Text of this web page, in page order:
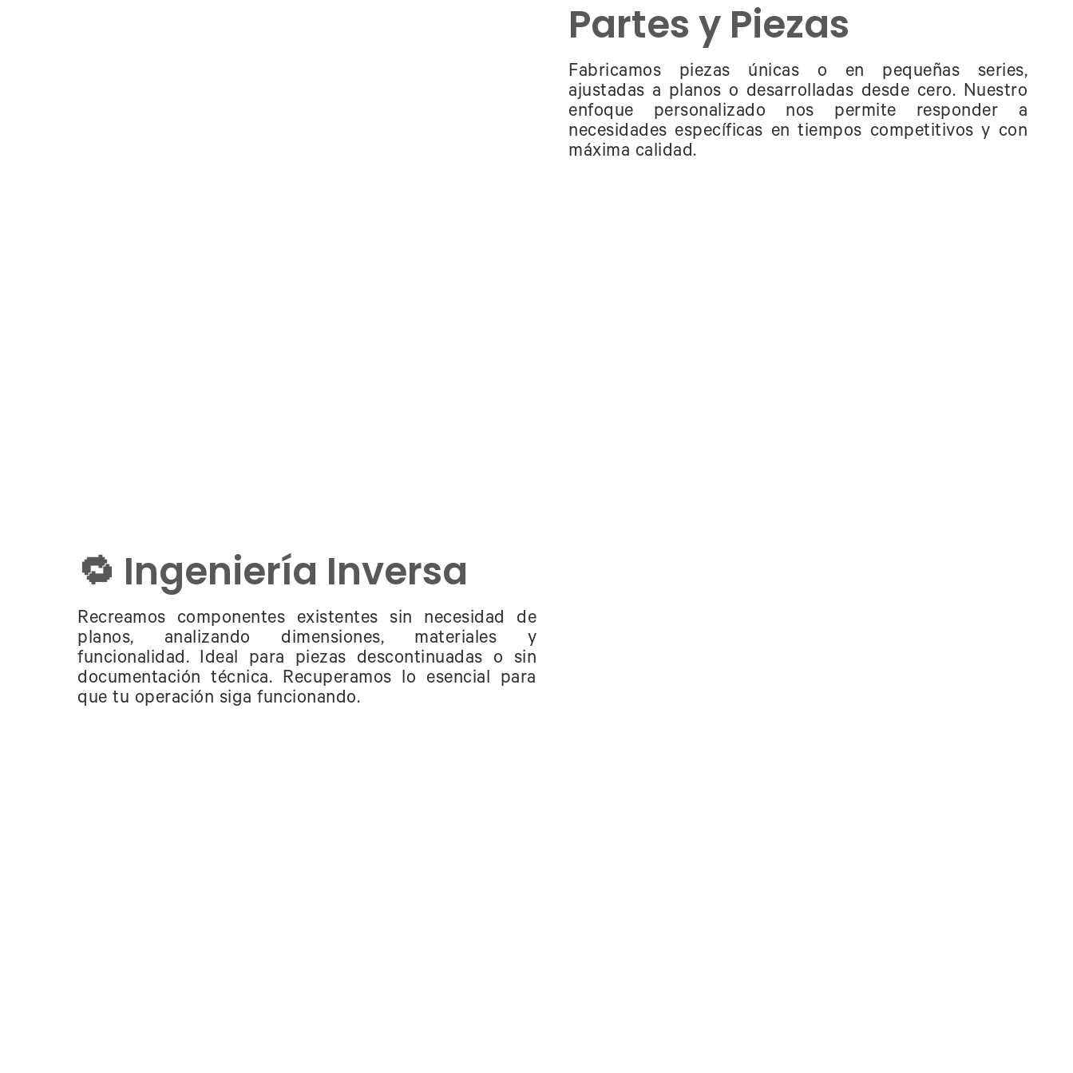
Partes y Piezas
Fabricamos piezas únicas o en pequeñas series,
ajustadas a planos o desarrolladas desde cero. Nuestro
enfoque personalizado nos permite responder a
necesidades específicas en tiempos competitivos y con
máxima calidad.
🔁 Ingeniería Inversa
Recreamos componentes existentes sin necesidad de
planos, analizando dimensiones, materiales y
funcionalidad. Ideal para piezas descontinuadas o sin
documentación técnica. Recuperamos lo esencial para
que tu operación siga funcionando.